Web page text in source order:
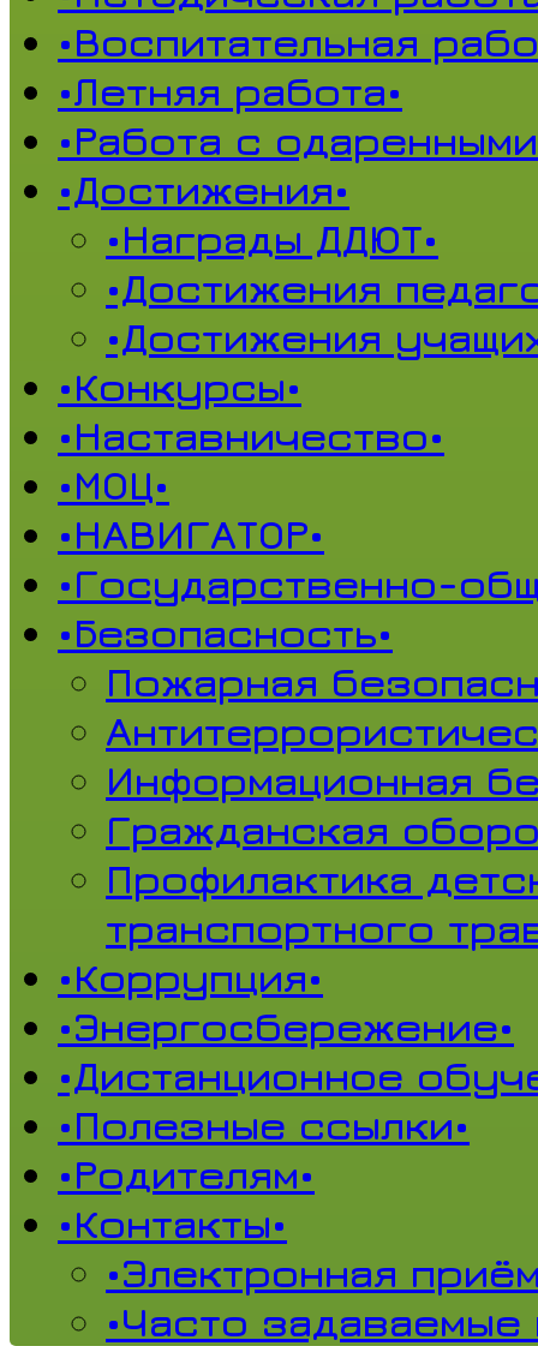
•Воспитательная
•Летняя работа•
•Работа с
•Достижения•
•Награды ДДЮТ•
•Достижения
•Достижения
•Конкурсы•
•Наставничество•
•МОЦ•
•НАВИГАТОР•
•Государственно-
•Безопасность•
Пожарная
Информационная
Гражданская
Профилактика
транспортного
•Коррупция•
•Энергосбережение•
•Дистанционное
•Полезные ссылки•
•Родителям•
•Контакты•
•Электронная
•Часто